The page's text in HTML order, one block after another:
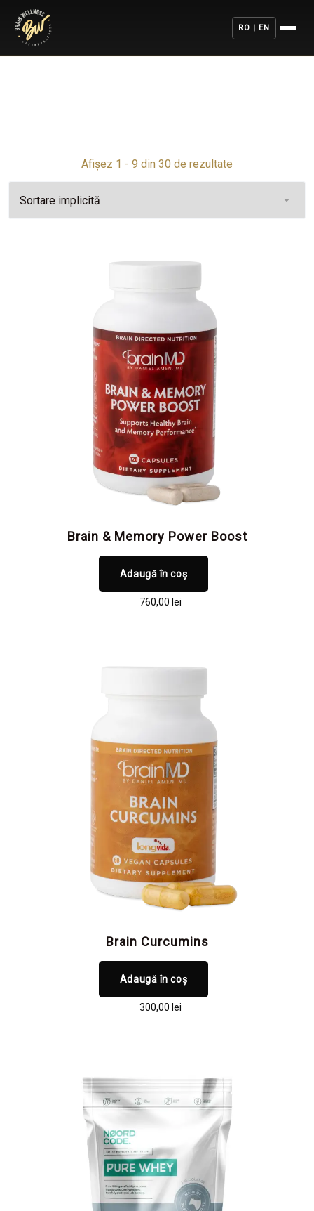
RO | EN
Afișez 1 - 9 din 30 de rezultate
Brain & Memory Power Boost
Adaugă în coș
760,00 lei
Brain Curcumins
Adaugă în coș
300,00 lei